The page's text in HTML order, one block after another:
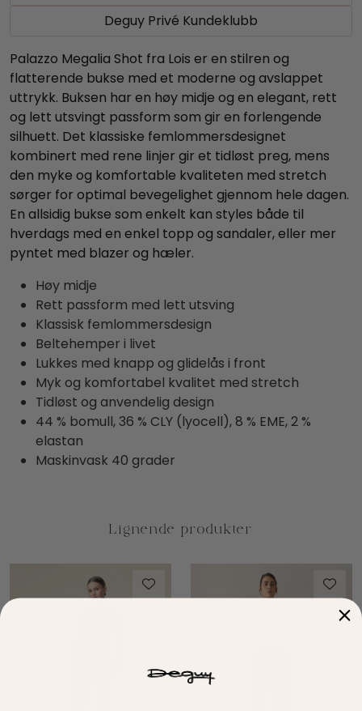
Deguy Privé Kundeklubb
Palazzo Megalia Shot fra Lois er en stilren og
flatterende bukse med et moderne og avslappet
uttrykk. Buksen har en høy midje og en elegant, rett
og lett utsvingt passform som gir en forlengende
silhuett. Det klassiske femlommersdesignet
kombinert med rene linjer gir et tidløst preg, mens
den myke og komfortable kvaliteten med stretch
sørger for optimal bevegelighet gjennom hele dagen.
En allsidig bukse som enkelt kan styles både til
hverdags med en enkel topp og sandaler, eller mer
pyntet med blazer og hæler.
Høy midje
Rett passform med lett utsving
Klassisk femlommersdesign
Beltehemper i livet
Lukkes med knapp og glidelås i front
Myk og komfortabel kvalitet med stretch
Tidløst og anvendelig design
44 % bomull, 36 % CLY (lyocell), 8 % EME, 2 %
elastan
Maskinvask 40 grader